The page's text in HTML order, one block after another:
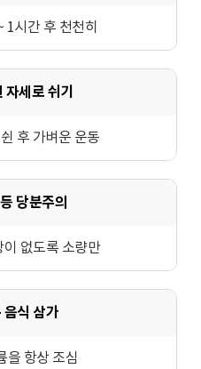
1시간 후 천천히
세로 쉬기
후 가벼운 운동
당분주의
이 없도록 소량만
음식 삼가
을 항상 조심